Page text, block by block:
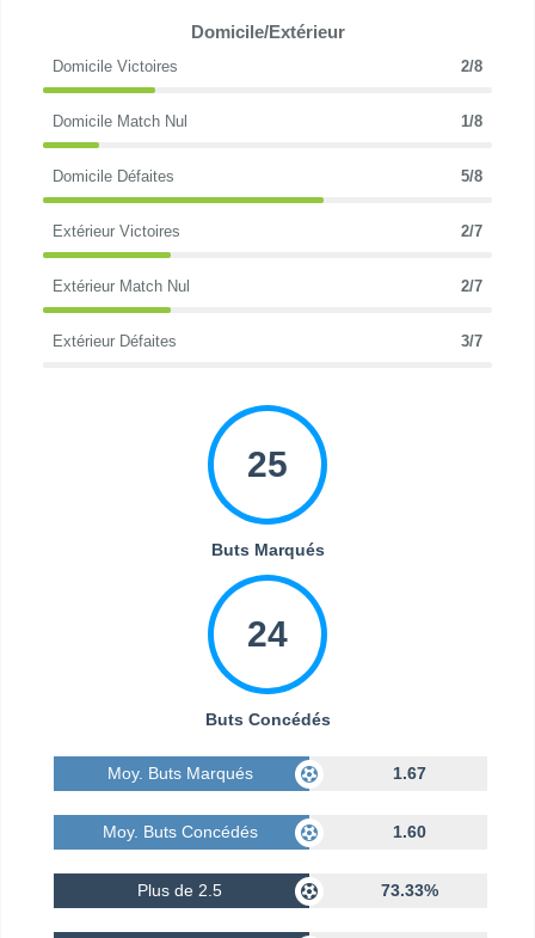
Domicile/Extérieur
Domicile Victoires 2/8
Domicile Match Nul 1/8
Domicile Défaites 5/8
Extérieur Victoires 2/7
Extérieur Match Nul 2/7
Extérieur Défaites 3/7
25
Buts Marqués
24
Buts Concédés
Moy. Buts Marqués 1.67
Moy. Buts Concédés 1.60
Plus de 2.5 73.33%